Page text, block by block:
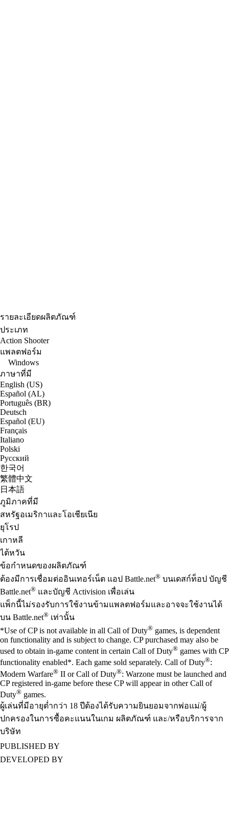
รายละเอียดผลิตภัณฑ์
ประเภท
Action Shooter
แพลตฟอร์ม
Windows
ภาษาที่มี
English (US)
Español (AL)
Português (BR)
Deutsch
Español (EU)
Français
Italiano
Polski
Русский
한국어
繁體中文
日本語
ภูมิภาคที่มี
สหรัฐอเมริกาและโอเชียเนีย
ยุโรป
เกาหลี
ไต้หวัน
ข้อกำหนดของผลิตภัณฑ์
ต้องมีการเชื่อมต่ออินเทอร์เน็ต แอป Battle.net® บนเดสก์ท็อป บัญชี
Battle.net® และบัญชี Activision เพื่อเล่น
แพ็กนี้ไม่รองรับการใช้งานข้ามแพลตฟอร์มและอาจจะใช้งานได้
บน Battle.net® เท่านั้น
*Use of CP is not available in all Call of Duty® games, is dependent
on functionality and is subject to change. CP purchased may also be
used to obtain in-game content in certain Call of Duty® games with CP
functionality enabled*. Each game sold separately. Call of Duty®:
Modern Warfare® II or Call of Duty®: Warzone must be launched and
CP registered in-game before these CP will appear in other Call of
Duty® games.
ผู้เล่นที่มีอายุต่ำกว่า 18 ปีต้องได้รับความยินยอมจากพ่อแม่/ผู้
ปกครองในการซื้อคะแนนในเกม ผลิตภัณฑ์ และ/หรือบริการจาก
บริษัท
PUBLISHED BY
DEVELOPED BY